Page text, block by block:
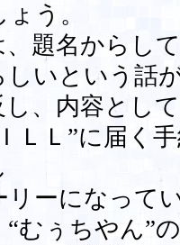
う。
題名からし
しいという話
、内容とし
ＬＬ”に届く
リーになって
むぅちやん”